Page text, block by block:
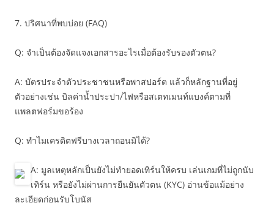
7. ปริศนาที่พบบ่อย (FAQ)
Q: จำเป็นต้องจัดแจงเอกสารอะไรเมื่อต้องรับรองตัวตน?
A: บัตรประจำตัวประชาชนหรือพาสปอร์ต แล้วก็หลักฐานที่อยู่
ตัวอย่างเช่น บิลค่าน้ำประปา/ไฟหรือสเตทเมนท์แบงค์ตามที่
แพลตฟอร์มขอร้อง
Q: ทำไมเครดิตฟรีบางเวลาถอนมิได้?
A: มูลเหตุหลักเป็นยังไม่ทำยอดเทิร์นให้ครบ เล่นเกมที่ไม่ถูกนับ
เทิร์น หรือยังไม่ผ่านการยืนยันตัวตน (KYC) อ่านข้อแม้อย่าง
ละเอียดก่อนรับโบนัส